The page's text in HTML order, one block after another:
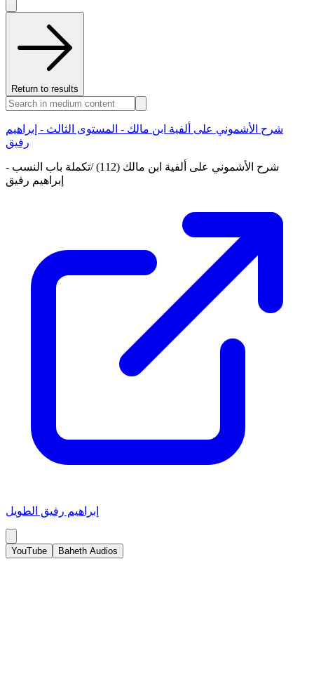
Return to results
شرح الأشموني على ألفية ابن مالك - المستوى الثالث - إبراهيم
رفيق
شرح الأشموني على ألفية ابن مالك (112) /تكملة باب النسب -
إبراهيم رفيق
إبراهيم رفيق الطويل
YouTube Baheth Audios